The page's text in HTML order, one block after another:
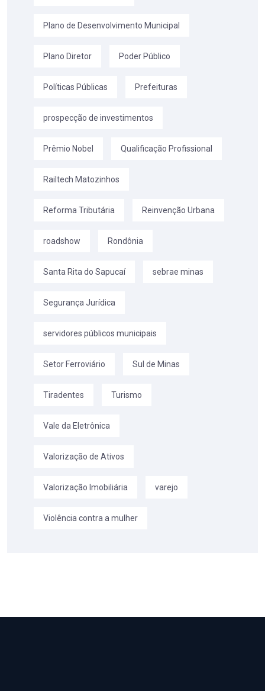
Plano de Desenvolvimento Municipal
Plano Diretor Poder Público
Políticas Públicas Prefeituras
prospecção de investimentos
Prêmio Nobel Qualificação Profissional
Railtech Matozinhos
Reforma Tributária Reinvenção Urbana
roadshow Rondônia
Santa Rita do Sapucaí sebrae minas
Segurança Jurídica
servidores públicos municipais
Setor Ferroviário Sul de Minas
Tiradentes Turismo
Vale da Eletrônica
Valorização de Ativos
Valorização Imobiliária varejo
Violência contra a mulher